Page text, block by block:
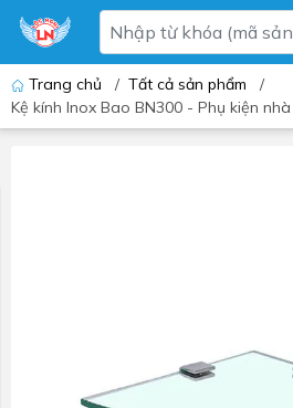
Trang chủ / Tất cả sản phẩm
/
Kệ kính Inox Bao BN300 - Phụ kiện